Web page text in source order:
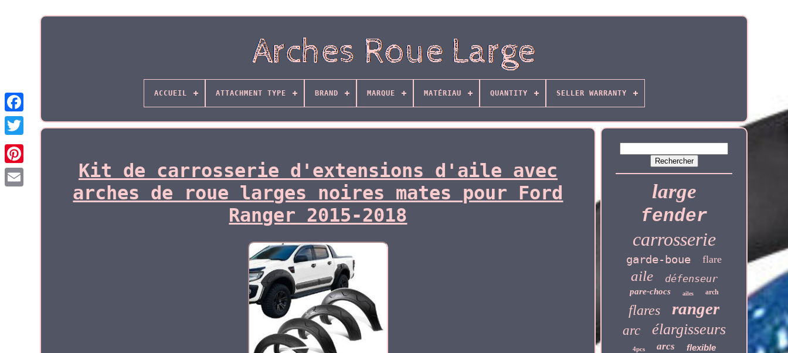
ACCUEIL ATTACHMENT TYPE BRAND MARQUE MATÉRIAU QUANTITY SELLER WARRANTY
Kit de carrosserie d'extensions d'aile avec
arches de roue larges noires mates pour Ford
Ranger 2015-2018
large
fender
carrosserie
garde-boue flare
aile défenseur
pare-chocs ailes arch
flares ranger
arc élargisseurs
4pcs arcs flexible